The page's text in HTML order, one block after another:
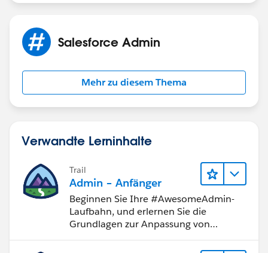
Salesforce Admin
Mehr zu diesem Thema
Verwandte Lerninhalte
Trail
Admin – Anfänger
Beginnen Sie Ihre #AwesomeAdmin-
Laufbahn, und erlernen Sie die
Grundlagen zur Anpassung von
Salesforce.